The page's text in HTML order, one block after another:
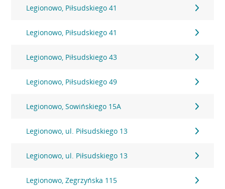
Legionowo, Piłsudskiego 41
Legionowo, Piłsudskiego 41
Legionowo, Piłsudskiego 43
Legionowo, Piłsudskiego 49
Legionowo, Sowińskiego 15A
Legionowo, ul. Piłsudskiego 13
Legionowo, ul. Piłsudskiego 13
Legionowo, Zegrzyńska 115